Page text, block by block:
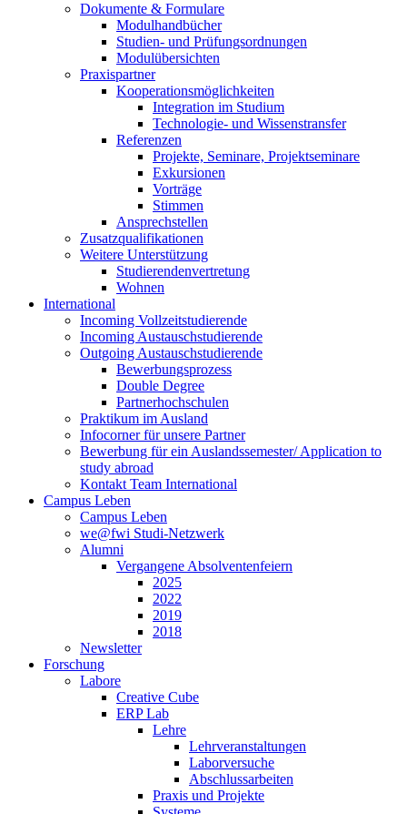
Dokumente & Formulare
Modulhandbücher
Studien- und Prüfungsordnungen
Modulübersichten
Praxispartner
Kooperationsmöglichkeiten
Integration im Studium
Technologie- und Wissenstransfer
Referenzen
Projekte, Seminare, Projektseminare
Exkursionen
Vorträge
Stimmen
Ansprechstellen
Zusatzqualifikationen
Weitere Unterstützung
Studierendenvertretung
Wohnen
International
Incoming Vollzeitstudierende
Incoming Austauschstudierende
Outgoing Austauschstudierende
Bewerbungsprozess
Double Degree
Partnerhochschulen
Praktikum im Ausland
Infocorner für unsere Partner
Bewerbung für ein Auslandssemester/ Application to
study abroad
Kontakt Team International
Campus Leben
Campus Leben
we@fwi Studi-Netzwerk
Alumni
Vergangene Absolventenfeiern
2025
2022
2019
2018
Newsletter
Forschung
Labore
Creative Cube
ERP Lab
Lehre
Lehrveranstaltungen
Laborversuche
Abschlussarbeiten
Praxis und Projekte